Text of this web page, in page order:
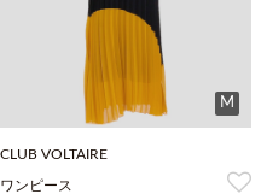
M
CLUB VOLTAIRE
ワンピース